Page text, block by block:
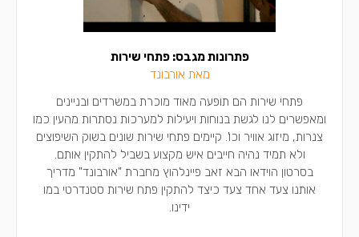
פתרונות מגבס: פתחי שירות
מאת אורבונד
פתחי שירות הם תופעה מאוד מוכרת במשרדים ובניינים
ומאפשרים לנו לגשת בנוחות ויעילות למערכות נסתרות מהעין כמו
צנרות, מיזוג אוויר וכו'. קיימים פתחי שירות שונים בשוק השיפוצים
ולא תמיד נהיה חייבים איש מקצוע בשביל להתקין אותם.
בסרטון הוידאו הבא זאב פיינלהוץ מחברת "אורבונד" מדריך
אותנו צעד אחד צעד כיצד להתקין פתח שירות סטנדרטי במו
ידינו.